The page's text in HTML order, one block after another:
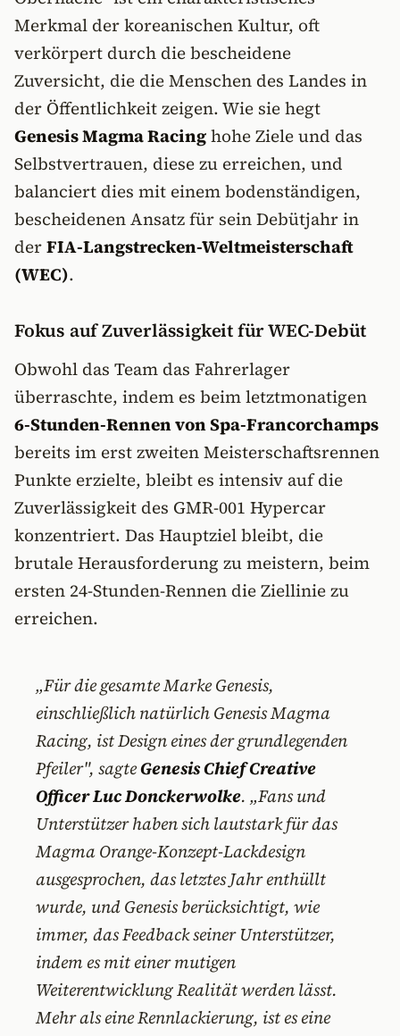
Merkmal der koreanischen Kultur, oft
verkörpert durch die bescheidene
Zuversicht, die die Menschen des Landes in
der Öffentlichkeit zeigen. Wie sie hegt
Genesis Magma Racinghohe Ziele und das
Selbstvertrauen, diese zu erreichen, und
balanciert dies mit einem bodenständigen,
bescheidenen Ansatz für sein Debütjahr in
derFIA-Langstrecken-Weltmeisterschaft
(WEC).
Fokus auf Zuverlässigkeit für WEC-Debüt
Obwohl das Team das Fahrerlager
überraschte, indem es beim letztmonatigen
6-Stunden-Rennen von Spa-Francorchamps
bereits im erst zweiten Meisterschaftsrennen
Punkte erzielte, bleibt es intensiv auf die
Zuverlässigkeit des GMR-001 Hypercar
konzentriert. Das Hauptziel bleibt, die
brutale Herausforderung zu meistern, beim
ersten 24-Stunden-Rennen die Ziellinie zu
erreichen.
„Für die gesamte Marke Genesis,
einschließlich natürlich Genesis Magma
Racing, ist Design eines der grundlegenden
Pfeiler", sagteGenesis Chief Creative
Officer Luc Donckerwolke. „Fans und
Unterstützer haben sich lautstark für das
Magma Orange-Konzept-Lackdesign
ausgesprochen, das letztes Jahr enthüllt
wurde, und Genesis berücksichtigt, wie
immer, das Feedback seiner Unterstützer,
indem es mit einer mutigen
Weiterentwicklung Realität werden lässt.
Mehr als eine Rennlackierung, ist es eine